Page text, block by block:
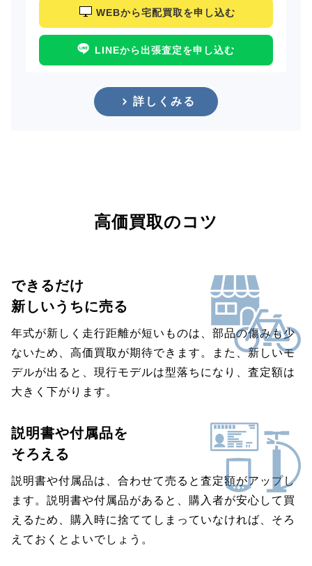
WEBから宅配買取を申し込む
LINEから出張査定を申し込む
詳しくみる
高価買取のコツ
できるだけ
新しいうちに売る
年式が新しく走行距離が短いものは、部品の傷みも少
ないため、高価買取が期待できます。また、新しいモ
デルが出ると、現行モデルは型落ちになり、査定額は
大きく下がります。
説明書や付属品を
そろえる
説明書や付属品は、合わせて売ると査定額がアップし
ます。説明書や付属品があると、購入者が安心して買
えるため、購入時に捨ててしまっていなければ、そろ
えておくとよいでしょう。